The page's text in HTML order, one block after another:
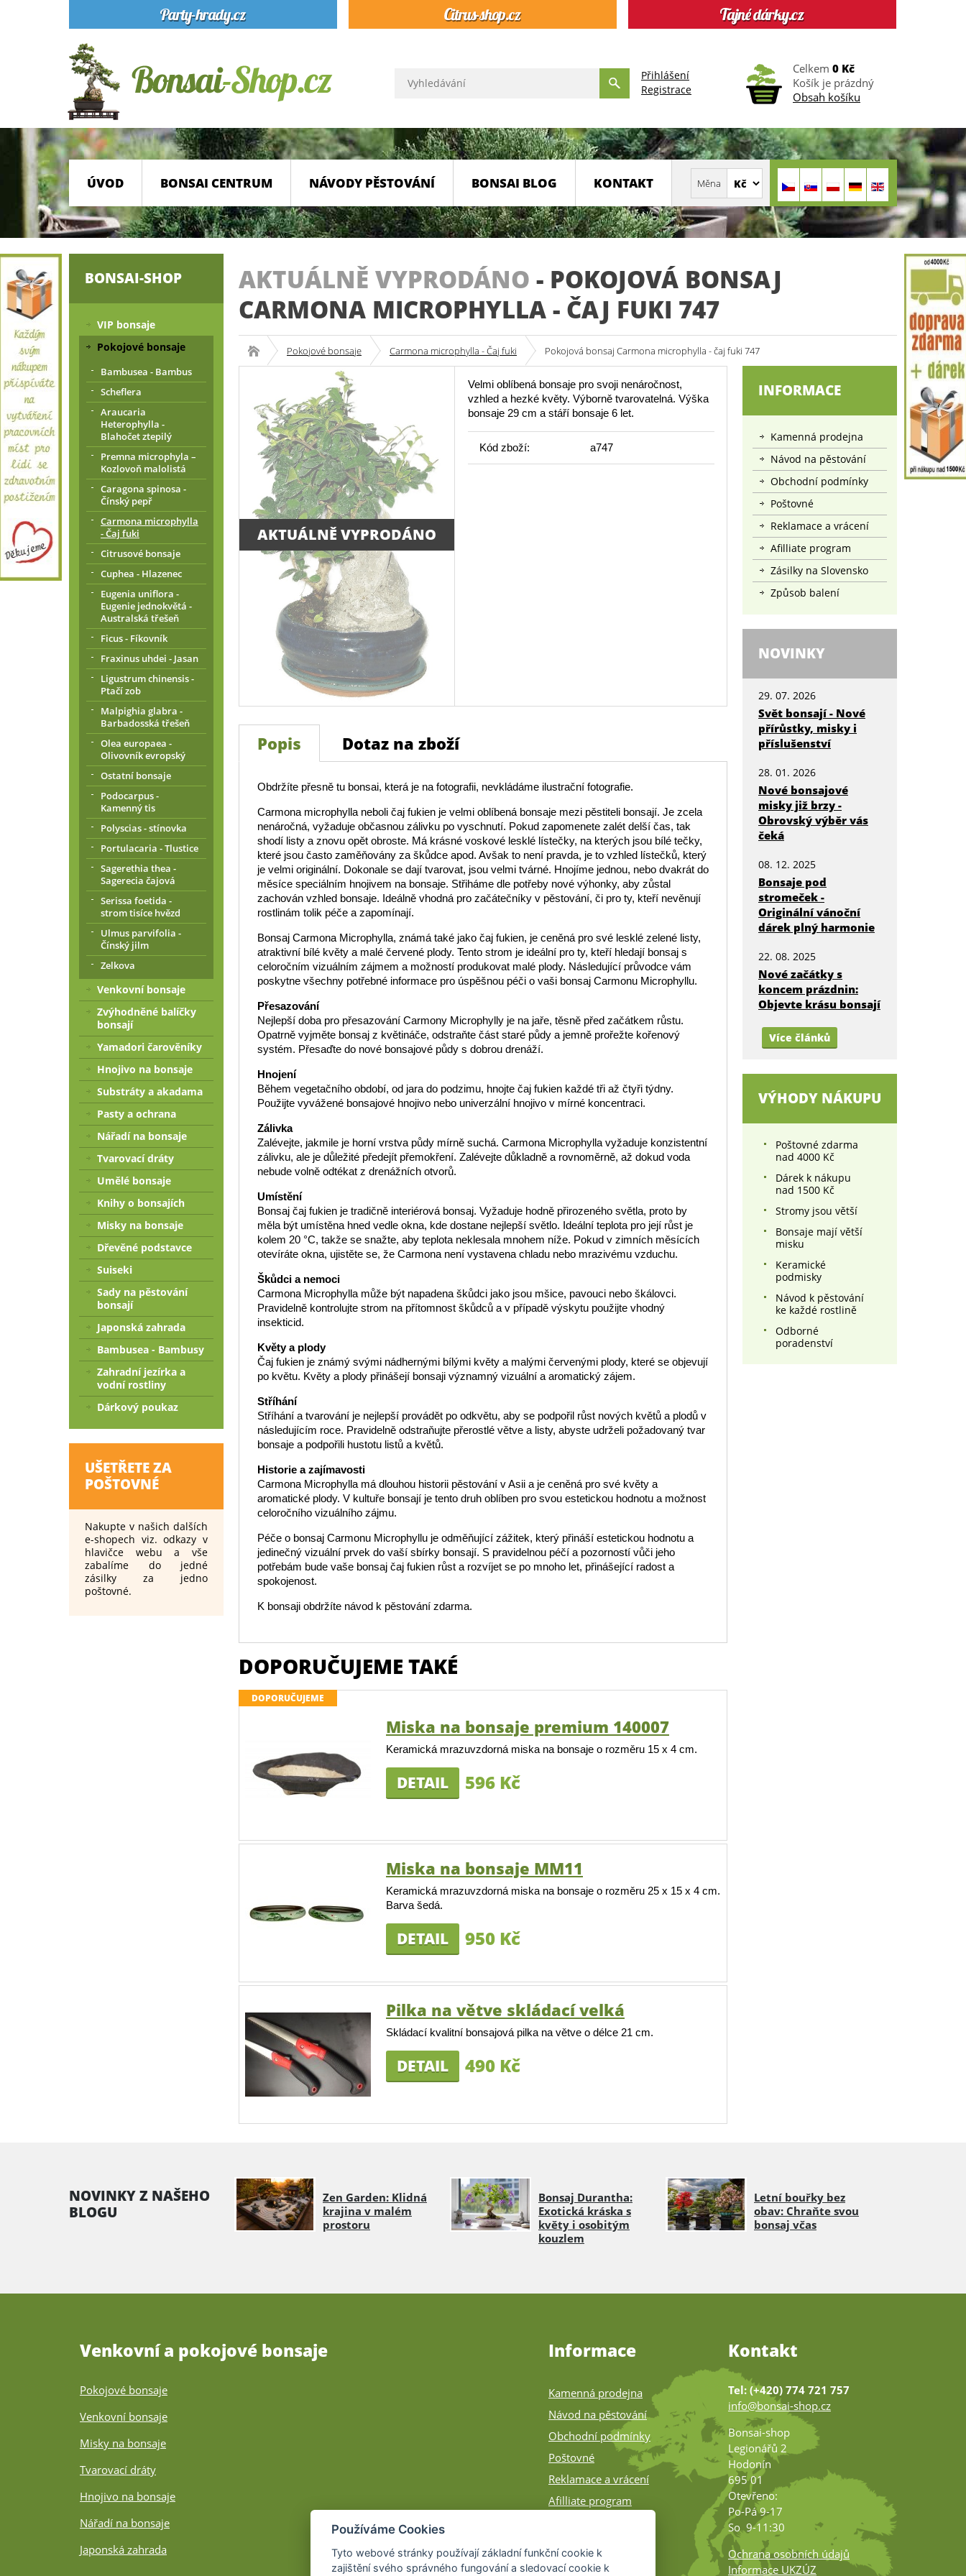
Přihlášení
Registrace
Celkem 0 Kč
Košík je prázdný
Obsah košíku
ÚVOD BONSAI CENTRUM NÁVODY PĚSTOVÁNÍ BONSAI BLOG KONTAKT
AKTUÁLNĚ VYPRODÁNO - POKOJOVÁ BONSAJ
CARMONA MICROPHYLLA - ČAJ FUKI 747
Pokojové bonsaje Carmona microphylla - Čaj fuki Pokojová bonsaj Carmona microphylla - čaj fuki 747
AKTUÁLNĚ VYPRODÁNO
Velmi oblíbená bonsaje pro svoji nenáročnost,
vzhled a hezké květy. Výborně tvarovatelná. Výška
bonsaje 29 cm a stáří bonsaje 6 let.
Kód zboží: a747
Popis Dotaz na zboží
Obdržíte přesně tu bonsai, která je na fotografii, nevkládáme ilustrační fotografie.
Carmona microphylla neboli čaj fukien je velmi oblíbená bonsaje mezi pěstiteli bonsají. Je zcela
nenáročná, vyžaduje občasnou zálivku po vyschnutí. Pokud zapomenete zalét delší čas, tak
shodí listy a znovu opět obroste. Má krásné voskové lesklé lístečky, na kterých jsou bílé tečky,
které jsou často zaměňovány za škůdce apod. Avšak to není pravda, je to vzhled lístečků, který
je velmi originální. Dokonale se dají tvarovat, jsou velmi tvárné. Hnojíme jednou, nebo dvakrát do
měsíce speciálním hnojivem na bonsaje. Střiháme dle potřeby nové výhonky, aby zůstal
zachován vzhled bonsaje. Ideálně vhodná pro začátečníky v pěstování, či pro ty, kteří nevěnují
rostlinám tolik péče a zapomínají.
Bonsaj Carmona Microphylla, známá také jako čaj fukien, je ceněná pro své lesklé zelené listy,
atraktivní bílé květy a malé červené plody. Tento strom je ideální pro ty, kteří hledají bonsaj s
celoročním vizuálním zájmem a možností produkovat malé plody. Následující průvodce vám
poskytne všechny potřebné informace pro úspěšnou péči o vaši bonsaj Carmonu Microphyllu.
Přesazování
Nejlepší doba pro přesazování Carmony Microphylly je na jaře, těsně před začátkem růstu.
Opatrně vyjměte bonsaj z květináče, odstraňte část staré půdy a jemně prořežte kořenový
systém. Přesaďte do nové bonsajové půdy s dobrou drenáží.
Hnojení
Během vegetačního období, od jara do podzimu, hnojte čaj fukien každé tři až čtyři týdny.
Použijte vyvážené bonsajové hnojivo nebo univerzální hnojivo v mírné koncentraci.
Zálivka
Zalévejte, jakmile je horní vrstva půdy mírně suchá. Carmona Microphylla vyžaduje konzistentní
zálivku, ale je důležité předejít přemokření. Zalévejte důkladně a rovnoměrně, až dokud voda
nebude volně odtékat z drenážních otvorů.
Umístění
Bonsaj čaj fukien je tradičně interiérová bonsaj. Vyžaduje hodně přirozeného světla, proto by
měla být umístěna hned vedle okna, kde dostane nejlepší světlo. Ideální teplota pro její růst je
kolem 20 °C, takže se snažte, aby teplota neklesala mnohem níže. Pokud v zimních měsících
otevíráte okna, ujistěte se, že Carmona není vystavena chladu nebo mrazivému vzduchu.
Škůdci a nemoci
Carmona Microphylla může být napadena škůdci jako jsou mšice, pavouci nebo škálovci.
Pravidelně kontrolujte strom na přítomnost škůdců a v případě výskytu použijte vhodný
insekticid.
Květy a plody
Čaj fukien je známý svými nádhernými bílými květy a malými červenými plody, které se objevují
po květu. Květy a plody přinášejí bonsaji významný vizuální a aromatický zájem.
Stříhání
Stříhání a tvarování je nejlepší provádět po odkvětu, aby se podpořil růst nových květů a plodů v
následujícím roce. Pravidelně odstraňujte přerostlé větve a listy, abyste udrželi požadovaný tvar
bonsaje a podpořili hustotu listů a květů.
Historie a zajímavosti
Carmona Microphylla má dlouhou historii pěstování v Asii a je ceněná pro své květy a
aromatické plody. V kultuře bonsají je tento druh oblíben pro svou estetickou hodnotu a možnost
celoročního vizuálního zájmu.
Péče o bonsaj Carmonu Microphyllu je odměňující zážitek, který přináší estetickou hodnotu a
jedinečný vizuální prvek do vaší sbírky bonsají. S pravidelnou péčí a pozorností vůči jeho
potřebám bude vaše bonsaj čaj fukien růst a rozvíjet se po mnoho let, přinášející radost a
spokojenost.
K bonsaji obdržíte návod k pěstování zdarma.
DOPORUČUJEME TAKÉ
DOPORUČUJEME
Miska na bonsaje premium 140007
Keramická mrazuvzdorná miska na bonsaje o rozměru 15 x 4 cm.
DETAIL 596 Kč
Miska na bonsaje MM11
Keramická mrazuvzdorná miska na bonsaje o rozměru 25 x 15 x 4 cm.
Barva šedá.
DETAIL 950 Kč
Pilka na větve skládací velká
Skládací kvalitní bonsajová pilka na větve o délce 21 cm.
DETAIL 490 Kč
INFORMACE
Kamenná prodejna
Návod na pěstování
Obchodní podmínky
Poštovné
Reklamace a vrácení
Afilliate program
Zásilky na Slovensko
Způsob balení
NOVINKY
29. 07. 2026
Svět bonsají - Nové
přírůstky, misky i
příslušenství
28. 01. 2026
Nové bonsajové
misky již brzy -
Obrovský výběr vás
čeká
08. 12. 2025
Bonsaje pod
stromeček -
Originální vánoční
dárek plný harmonie
22. 08. 2025
Nové začátky s
koncem prázdnin:
Objevte krásu bonsají
Více článků
VÝHODY NÁKUPU
Poštovné zdarma
nad 4000 Kč
Dárek k nákupu
nad 1500 Kč
Stromy jsou větší
Bonsaje mají větší
misku
Keramické
podmisky
Návod k pěstování
ke každé rostlině
Odborné
poradenství
BONSAI-SHOP
VIP bonsaje
Pokojové bonsaje
Bambusea - Bambus
Scheflera
Araucaria
Heterophylla -
Blahočet ztepilý
Premna microphyla –
Kozlovoň malolistá
Caragona spinosa -
Čínský pepř
Carmona microphylla
- Čaj fuki
Citrusové bonsaje
Cuphea - Hlazenec
Eugenia uniflora -
Eugenie jednokvětá -
Australská třešeň
Ficus - Fíkovník
Fraxinus uhdei - Jasan
Ligustrum chinensis -
Ptačí zob
Malpighia glabra -
Barbadosská třešeň
Olea europaea -
Olivovník evropský
Ostatní bonsaje
Podocarpus -
Kamenný tis
Polyscias - stínovka
Portulacaria - Tlustice
Sagerethia thea -
Sagerecia čajová
Serissa foetida -
strom tisíce hvězd
Ulmus parvifolia -
Čínský jilm
Zelkova
Venkovní bonsaje
Zvýhodněné balíčky
bonsají
Yamadori čarověníky
Hnojivo na bonsaje
Substráty a akadama
Pasty a ochrana
Nářadí na bonsaje
Tvarovací dráty
Umělé bonsaje
Knihy o bonsajích
Misky na bonsaje
Dřevěné podstavce
Suiseki
Sady na pěstování
bonsají
Japonská zahrada
Bambusea - Bambusy
Zahradní jezírka a
vodní rostliny
Dárkový poukaz
UŠETŘETE ZA
POŠTOVNÉ
Nakupte v našich dalších
e-shopech viz. odkazy v
hlavičce webu a vše
zabalíme do jedné
zásilky za jedno
poštovné.
NOVINKY Z NAŠEHO
BLOGU
Zen Garden: Klidná
krajina v malém
prostoru
Bonsaj Durantha:
Exotická kráska s
květy i osobitým
kouzlem
Letní bouřky bez
obav: Chraňte svou
bonsaj včas
Venkovní a pokojové bonsaje
Pokojové bonsaje
Venkovní bonsaje
Misky na bonsaje
Tvarovací dráty
Hnojivo na bonsaje
Nářadí na bonsaje
Japonská zahrada
Informace
Kamenná prodejna
Návod na pěstování
Obchodní podmínky
Poštovné
Reklamace a vrácení
Afilliate program
Kontakt
Tel: (+420) 774 721 757
info@bonsai-shop.cz
Bonsai-shop
Legionářů 2
Hodonín
695 01
Otevřeno:
Po-Pá 9-17
So 9-11:30
Ochrana osobních údajů
Informace UKZÚZ
Používáme Cookies
Tyto webové stránky používají základní funkční cookie k
zajištění svého správného fungování a sledovací cookie k